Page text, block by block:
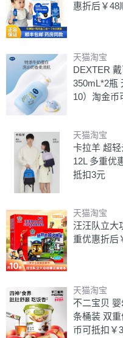
惠折后￥48
天猫淘宝
DEXTER
350mL*2瓶
10）淘金币
天猫淘宝
卡拉羊 超
12L 多重优
抵扣3元
天猫淘宝
汪汪队立大
重优惠折后
天猫淘宝
不二宝贝
条桶装 双
币可抵扣￥